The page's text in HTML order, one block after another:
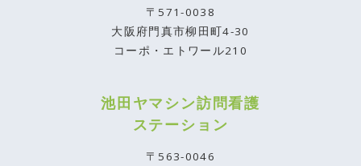
〒571-0038
大阪府門真市柳田町4-30
コーポ・エトワール210
池田ヤマシン訪問看護
ステーション
〒563-0046